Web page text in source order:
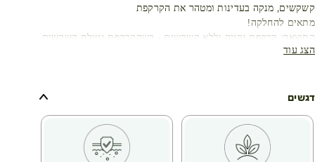
קשקשים, מנקה בעדינות ומטהר את הקרקפת
מתאים להחלקה!
התוצאה: קרקפת נקייה וללא קשקשים - כשהקרקפת נטולת קשקשים,
השיער יכול לנשום שוב
תופעה זו עשוי לנבוע מלחץ, תזונה לקויה, חוסר איזון הורמונלי או
קיימים 2 סוגים של קשקשים:
קשקשים יבשים הקשורים להפרשת שומן עודף ומפריעים להתחדשות
תאי הקרקפת. קשקשים אלה נראים כמו אבקה לבנה, הם לא נדבקים
הצג עוד
דגשים